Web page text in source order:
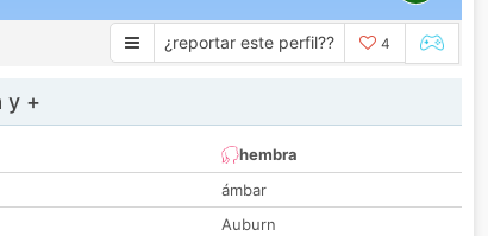
¿reportar este perfil?? 4
y +
hembra
ámbar
Auburn